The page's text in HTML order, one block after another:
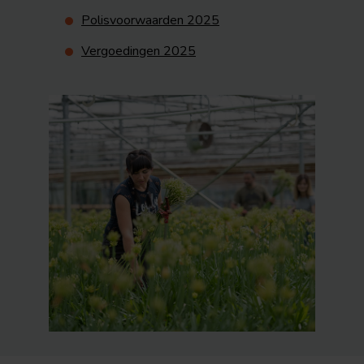
Polisvoorwaarden 2025
Vergoedingen 2025